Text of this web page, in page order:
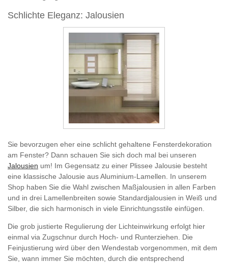
Schlichte Eleganz: Jalousien
Sie bevorzugen eher eine schlicht gehaltene Fensterdekoration
am Fenster? Dann schauen Sie sich doch mal bei unseren
Jalousien um! Im Gegensatz zu einer Plissee Jalousie besteht
eine klassische Jalousie aus Aluminium-Lamellen. In unserem
Shop haben Sie die Wahl zwischen Maßjalousien in allen Farben
und in drei Lamellenbreiten sowie Standardjalousien in Weiß und
Silber, die sich harmonisch in viele Einrichtungsstile einfügen.
Die grob justierte Regulierung der Lichteinwirkung erfolgt hier
einmal via Zugschnur durch Hoch- und Runterziehen. Die
Feinjustierung wird über den Wendestab vorgenommen, mit dem
Sie, wann immer Sie möchten, durch die entsprechend